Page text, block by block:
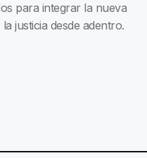
para integrar la nueva
justicia desde adentro.